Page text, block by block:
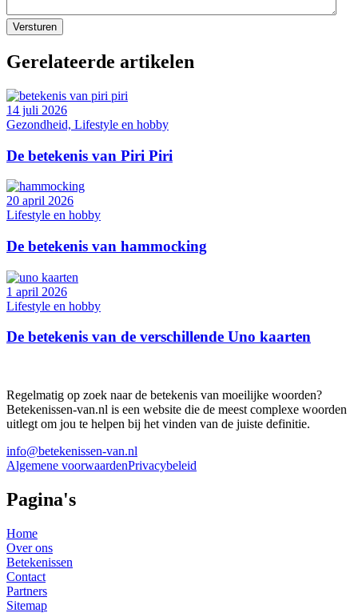
Gerelateerde artikelen
14 juli 2026
Gezondheid, Lifestyle en hobby
De betekenis van Piri Piri
20 april 2026
Lifestyle en hobby
De betekenis van hammocking
1 april 2026
Lifestyle en hobby
De betekenis van de verschillende Uno kaarten
Regelmatig op zoek naar de betekenis van moeilijke woorden?
Betekenissen-van.nl is een website die de meest complexe woorden
uitlegt om jou te helpen bij het vinden van de juiste definitie.
info@betekenissen-van.nl
Algemene voorwaardenPrivacybeleid
Pagina's
Home
Over ons
Betekenissen
Contact
Partners
Sitemap